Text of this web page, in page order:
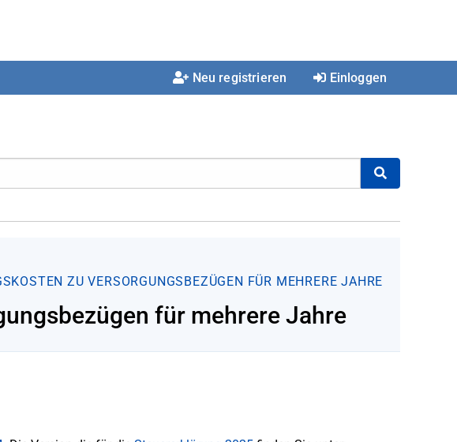
Neu registrieren Einloggen
ZU VERSORGUNGSBEZÜGEN FÜR MEHRERE JAHRE
für mehrere Jahre